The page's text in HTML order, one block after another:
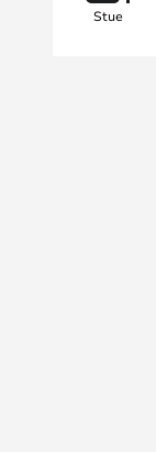
Stue